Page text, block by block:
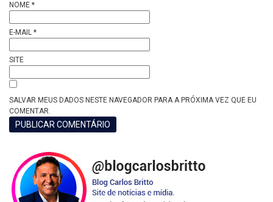
NOME *
E-MAIL *
SITE
SALVAR MEUS DADOS NESTE NAVEGADOR PARA A PRÓXIMA VEZ QUE EU
COMENTAR.